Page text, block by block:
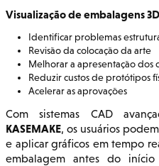
Visualização de embalagens
Identificar problemas
Revisão da colocação da arte
Melhorar a apresentação dos
Reduzir custos de protótipos
Acelerar as aprovações
Com sistemas CAD
KASEMAKE, os usuários
e aplicar gráficos em tempo
embalagem antes do